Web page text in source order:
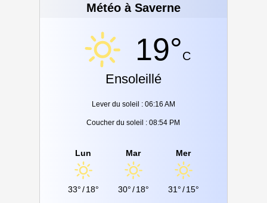
Météo à Saverne
19°C
Ensoleillé
Lever du soleil : 06:16 AM
Coucher du soleil : 08:54 PM
Lun
33°/18°
Mar
30°/18°
Mer
31°/15°